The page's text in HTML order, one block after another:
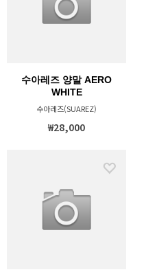
수아레즈 양말 AERO
WHITE
수아레즈(SUAREZ)
₩28,000